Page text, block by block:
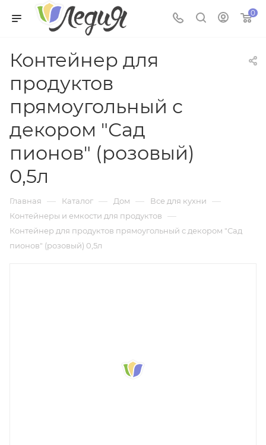
0
Контейнер для
продуктов
прямоугольный с
декором "Сад
пионов" (розовый)
0,5л
Главная — Каталог — Дом — Все для кухни —
Контейнеры и емкости для продуктов —
Контейнер для продуктов прямоугольный с декором "Сад
пионов" (розовый) 0,5л